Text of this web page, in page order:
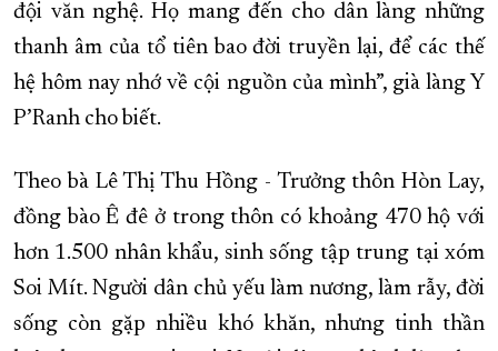
đội văn nghệ. Họ mang đến cho dân làng những
thanh âm của tổ tiên bao đời truyền lại, để các thế
hệ hôm nay nhớ về cội nguồn của mình”, già làng Y
P’Ranh cho biết.
Theo bà Lê Thị Thu Hồng - Trưởng thôn Hòn Lay,
đồng bào Ê đê ở trong thôn có khoảng 470 hộ với
hơn 1.500 nhân khẩu, sinh sống tập trung tại xóm
Soi Mít. Người dân chủ yếu làm nương, làm rẫy, đời
sống còn gặp nhiều khó khăn, nhưng tinh thần